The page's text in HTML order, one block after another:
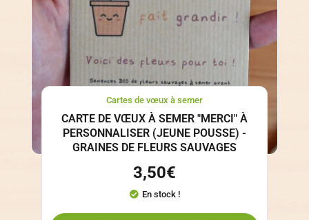
Cartes de vœux à semer
CARTE DE VŒUX À SEMER "MERCI" À
PERSONNALISER (JEUNE POUSSE) -
GRAINES DE FLEURS SAUVAGES
3,50€
En stock !